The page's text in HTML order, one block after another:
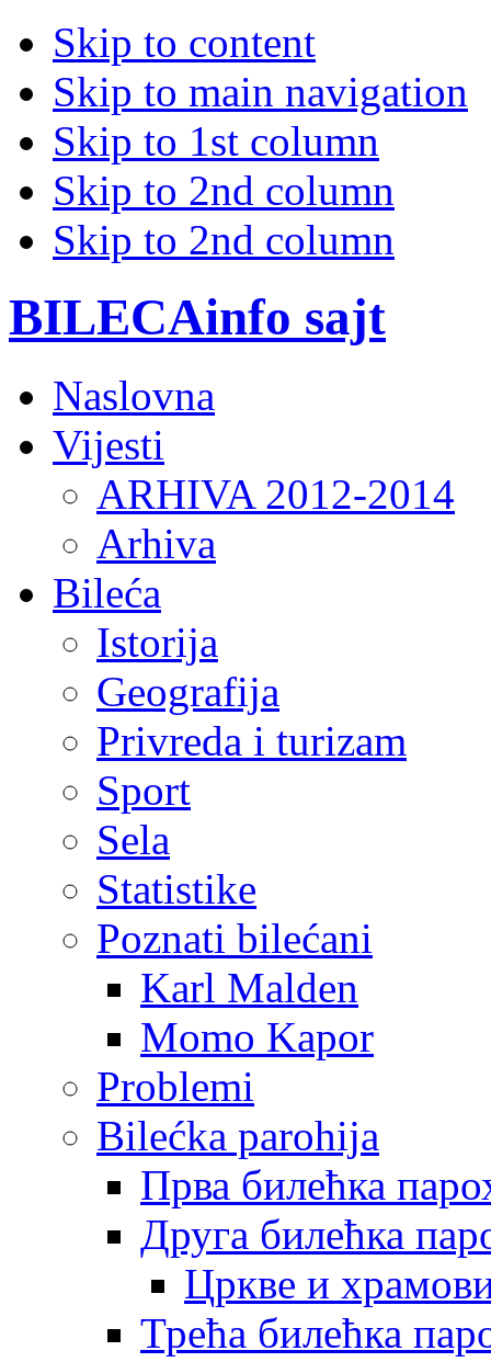
Skip to content
Skip to main navigation
Skip to 1st column
Skip to 2nd column
Skip to 2nd column
BILECAinfo sajt
Naslovna
Vijesti
ARHIVA 2012-2014
Arhiva
Bileća
Istorija
Geografija
Privreda i turizam
Sport
Sela
Statistike
Poznati bilećani
Karl Malden
Momo Kapor
Problemi
Bilećka parohija
Прва билећка
Друга билећка
Цркве и
Трећа билећка